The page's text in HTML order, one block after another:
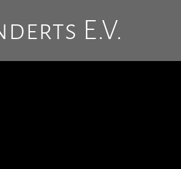
E.V.